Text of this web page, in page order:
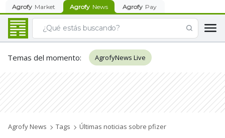
Agrofy Market Agrofy News Agrofy Pay
Temas del momento: AgrofyNews Live
Agrofy News Tags Últimas noticias sobre pfizer